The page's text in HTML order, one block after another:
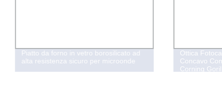
Piatto da forno in vetro borosilicato ad
alta resistenza sicuro per microonde
Ottica
Concavo
Corning